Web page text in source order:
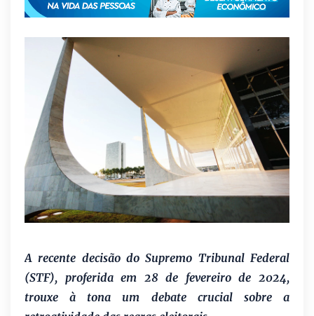
A recente decisão do Supremo Tribunal Federal
(STF), proferida em 28 de fevereiro de 2024,
trouxe à tona um debate crucial sobre a